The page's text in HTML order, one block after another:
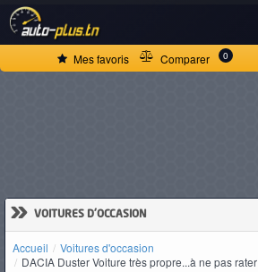
Mes favoris Comparer 0
» VOITURES D'OCCASION
Accueil
Voitures d'occasion
DACIA Duster Voiture très propre...à ne pas rater
ACCUEIL
VOITURES